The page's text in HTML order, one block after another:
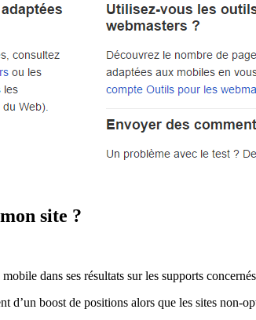
site ?
dans ses résultats sur les supports
boost de positions alors que les sites non-